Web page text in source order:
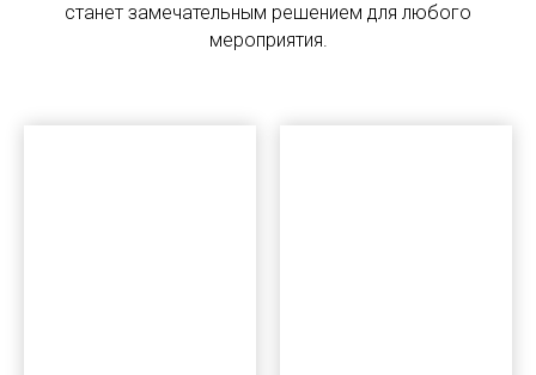
станет замечательным решением для любого
мероприятия.